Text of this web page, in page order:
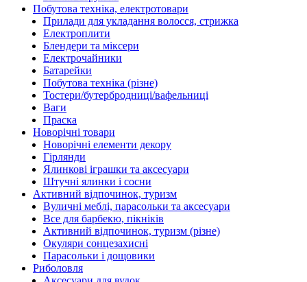
Побутова техніка, електротовари
Прилади для укладання волосся, стрижка
Електроплити
Блендери та міксери
Електрочайники
Батарейки
Побутова техніка (різне)
Тостери/бутербродниці/вафельниці
Ваги
Праска
Новорічні товари
Новорічні елементи декору
Гірлянди
Ялинкові іграшки та аксесуари
Штучні ялинки і сосни
Активний відпочинок, туризм
Вуличні меблі, парасольки та аксесуари
Все для барбекю, пікніків
Активний відпочинок, туризм (різне)
Окуляри сонцезахисні
Парасольки і дощовики
Риболовля